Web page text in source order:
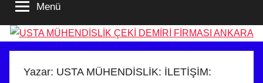
Menü
Yazar: USTA MÜHENDİSLİK: İLETİŞİM: